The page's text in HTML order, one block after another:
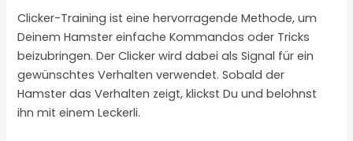
Clicker-Training ist eine hervorragende Methode, um
Deinem Hamster einfache Kommandos oder Tricks
beizubringen. Der Clicker wird dabei als Signal für ein
gewünschtes Verhalten verwendet. Sobald der
Hamster das Verhalten zeigt, klickst Du und belohnst
ihn mit einem Leckerli.